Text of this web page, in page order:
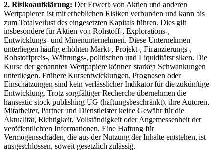
2. Risikoaufklärung: Der Erwerb von Aktien und anderen
Wertpapieren ist mit erheblichen Risiken verbunden und kann bis
zum Totalverlust des eingesetzten Kapitals führen. Dies gilt
insbesondere für Aktien von Rohstoff-, Explorations-,
Entwicklungs- und Minenunternehmen. Diese Unternehmen
unterliegen häufig erhöhten Markt-, Projekt-, Finanzierungs-,
Rohstoffpreis-, Währungs-, politischen und Liquiditätsrisiken. Die
Kurse der genannten Wertpapiere können starken Schwankungen
unterliegen. Frühere Kursentwicklungen, Prognosen oder
Einschätzungen sind kein verlässlicher Indikator für die zukünftige
Entwicklung. Trotz sorgfältiger Recherche übernehmen die
hanseatic stock publishing UG (haftungsbeschränkt), ihre Autoren,
Mitarbeiter, Partner und Dienstleister keine Gewähr für die
Aktualität, Richtigkeit, Vollständigkeit oder Angemessenheit der
veröffentlichten Informationen. Eine Haftung für
Vermögensschäden, die aus der Nutzung der Inhalte entstehen, ist
ausgeschlossen, soweit gesetzlich zulässig.